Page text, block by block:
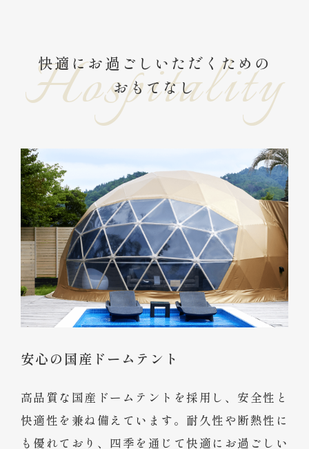
快適にお過ごしいただくための
おもてなし
安心の国産ドームテント
高品質な国産ドームテントを採用し、安全性と
快適性を兼ね備えています。耐久性や断熱性に
も優れており、四季を通じて快適にお過ごしい